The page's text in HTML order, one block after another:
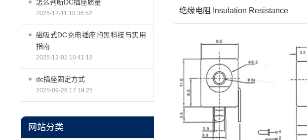
怎么判断DC插座质量
2025-12-11 10:36:52
磁吸式DC充电插座的黑科技与实用
指南
2025-12-02 10:41:18
dc插座固定方式
2025-09-26 17:19:25
网站分类
绝缘电阻 Insulation Resistance